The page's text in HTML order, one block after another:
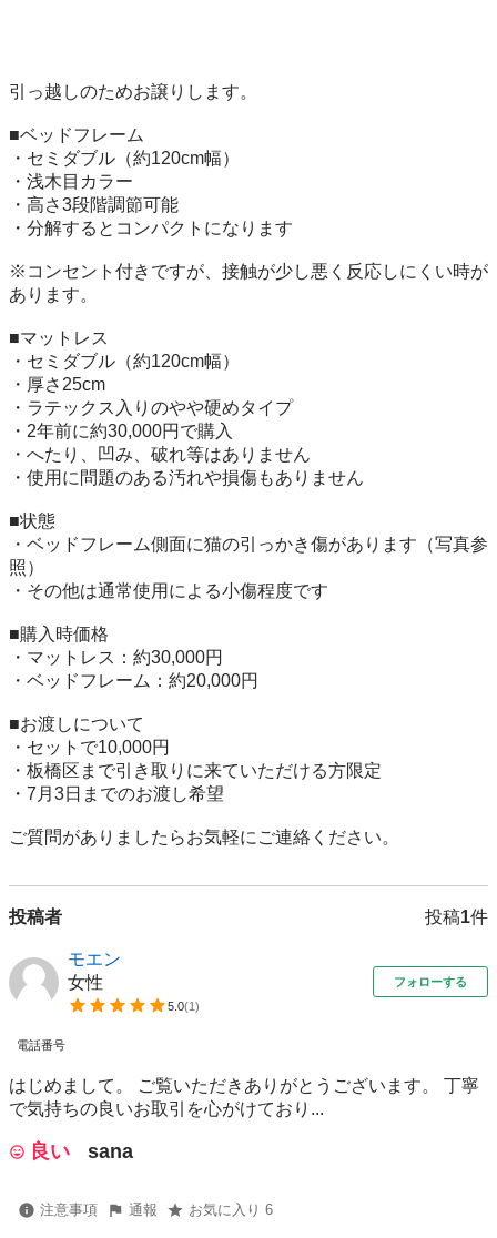
引っ越しのためお譲りします。
■ベッドフレーム
・セミダブル（約120cm幅）
・浅木目カラー
・高さ3段階調節可能
・分解するとコンパクトになります
※コンセント付きですが、接触が少し悪く反応しにくい時が
あります。
■マットレス
・セミダブル（約120cm幅）
・厚さ25cm
・ラテックス入りのやや硬めタイプ
・2年前に約30,000円で購入
・へたり、凹み、破れ等はありません
・使用に問題のある汚れや損傷もありません
■状態
・ベッドフレーム側面に猫の引っかき傷があります（写真参
照）
・その他は通常使用による小傷程度です
■購入時価格
・マットレス：約30,000円
・ベッドフレーム：約20,000円
■お渡しについて
・セットで10,000円
・板橋区まで引き取りに来ていただける方限定
・7月3日までのお渡し希望
ご質問がありましたらお気軽にご連絡ください。
投稿者 投稿1件
モエン
女性
5.0(1)
フォローする
電話番号
はじめまして。 ご覧いただきありがとうございます。 丁寧
で気持ちの良いお取引を心がけており...
良い sana
注意事項 通報 お気に入り 6